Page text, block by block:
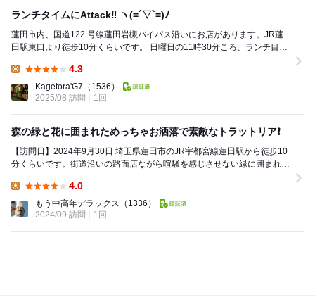
ランチタイムにAttack‼️ ヽ(=´▽`=)ﾉ
蓮田市内、国道122 号線蓮田岩槻バイパス沿いにお店があります。JR蓮
田駅東口より徒歩10分くらいです。 日曜日の11時30分ころ、ランチ目的
4.3
Kagetora'G7 （1536）
2025/08 訪問
1回
森の緑と花に囲まれためっちゃお洒落で素敵なトラットリア❗
【訪問日】2024年9月30日 埼玉県蓮田市のJR宇都宮線蓮田駅から徒歩10
分くらいです。街道沿いの路面店ながら喧騒を感じさせない緑に囲まれた
4.0
もう中高年デラックス （1336）
2024/09 訪問
1回